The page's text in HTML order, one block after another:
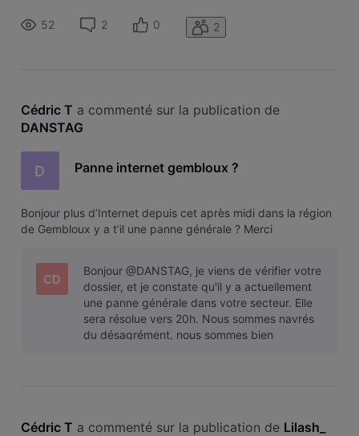
52 2 0 2
Cédric T a commenté sur la publication de
DANSTAG
D Panne internet gembloux ?
Bonjour plus d’Internet depuis cet après midi dans la région
de Gembloux y a t’il une panne générale ? Merci
CD
Bonjour @DANSTAG, je viens de vérifier votre
dossier, et je constate qu'il y a actuellement
une panne générale dans votre secteur. Elle
sera résolue vers 20h. Nous sommes navrés
du désagrément, nous sommes bien
Cédric T a commenté sur la publication de Lilash_